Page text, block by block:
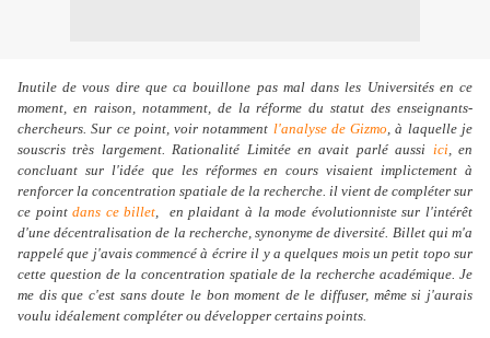
Inutile de vous dire que ca bouillone pas mal dans les Universités en ce
moment, en raison, notamment, de la réforme du statut des enseignants-
chercheurs. Sur ce point, voir notamment l'analyse de Gizmo, à laquelle je
souscris très largement. Rationalité Limitée en avait parlé aussi ici, en
concluant sur l'idée que les réformes en cours visaient implictement à
renforcer la concentration spatiale de la recherche. il vient de compléter sur
ce pointdans ce billet, en plaidant à la mode évolutionniste sur l'intérêt
d'une décentralisation de la recherche, synonyme de diversité. Billet qui m'a
rappelé que j'avais commencé à écrire il y a quelques mois un petit topo sur
cette question de la concentration spatiale de la recherche académique. Je
me dis que c'est sans doute le bon moment de le diffuser, même si j'aurais
voulu idéalement compléter ou développer certains points.